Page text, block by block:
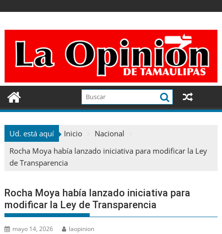
contenido
Ud. está aquí Inicio
Nacional
Rocha Moya había lanzado iniciativa para modificar la Ley
de Transparencia
Rocha Moya había lanzado iniciativa para
modificar la Ley de Transparencia
mayo 14, 2026 laopinion